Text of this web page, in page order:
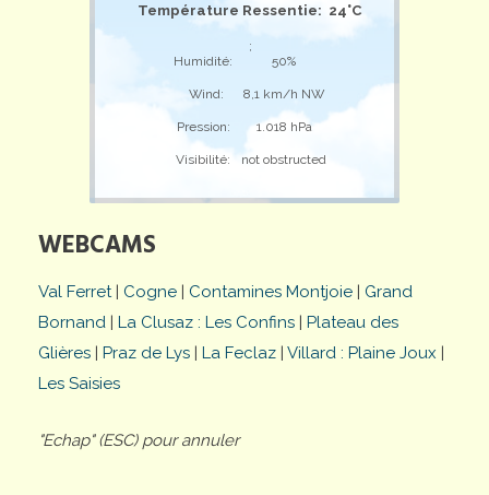
Température Ressentie: 24°C
;
Humidité:
50%
Wind: 8,1 km/h NW
Pression: 1.018 hPa
Visibilité: not obstructed
WEBCAMS
Val Ferret| Cogne | Contamines Montjoie | Grand
Bornand | La Clusaz : Les Confins | Plateau des
Glières | Praz de Lys | La Feclaz | Villard : Plaine Joux |
Les Saisies
"Echap" (ESC) pour annuler